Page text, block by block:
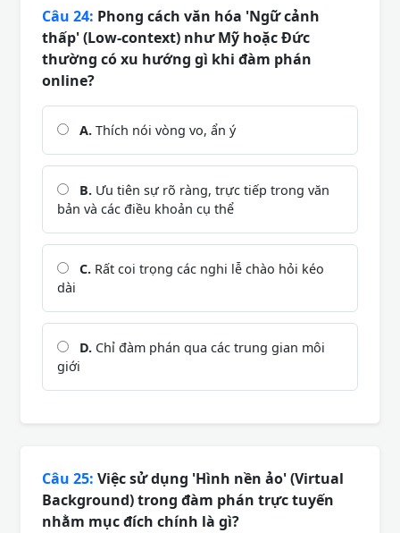
Câu 24: Phong cách văn hóa 'Ngữ cảnh
thấp' (Low-context) như Mỹ hoặc Đức
thường có xu hướng gì khi đàm phán
online?
A. Thích nói vòng vo, ẩn ý
B. Ưu tiên sự rõ ràng, trực tiếp trong văn
bản và các điều khoản cụ thể
C. Rất coi trọng các nghi lễ chào hỏi kéo
dài
D. Chỉ đàm phán qua các trung gian môi
giới
Câu 25: Việc sử dụng 'Hình nền ảo' (Virtual
Background) trong đàm phán trực tuyến
nhằm mục đích chính là gì?